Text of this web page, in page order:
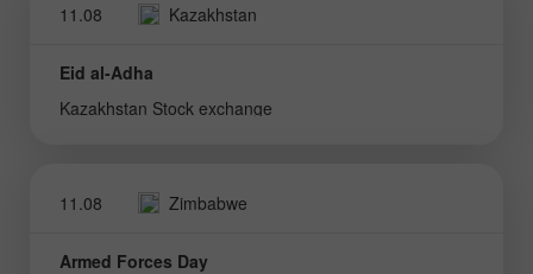
11.08 Kazakhstan
Eid al-Adha
Kazakhstan Stock exchange
11.08 Zimbabwe
Armed Forces Day